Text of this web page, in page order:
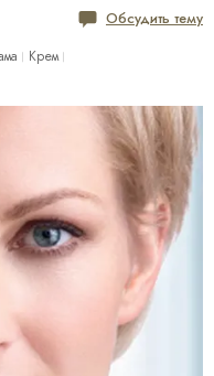
Обсудить тему
Крем